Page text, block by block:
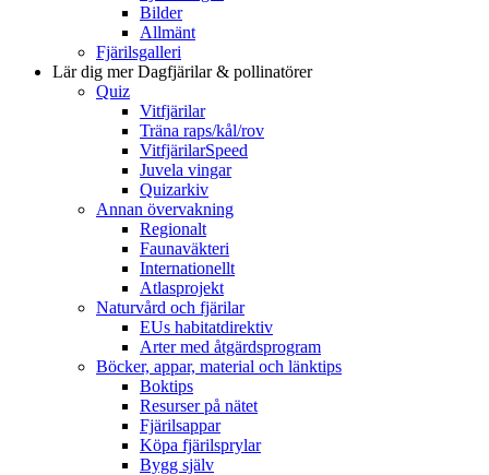
Bilder
Allmänt
Fjärilsgalleri
Lär dig merDagfjärilar & pollinatörer
Quiz
Vitfjärilar
Träna raps/kål/rov
VitfjärilarSpeed
Juvela vingar
Quizarkiv
Annan övervakning
Regionalt
Faunaväkteri
Internationellt
Atlasprojekt
Naturvård och fjärilar
EUs habitatdirektiv
Arter med åtgärdsprogram
Böcker, appar, material och länktips
Boktips
Resurser på nätet
Fjärilsappar
Köpa fjärilsprylar
Bygg själv